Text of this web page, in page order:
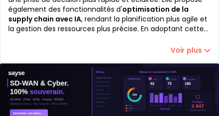
également des fonctionnalités d'optimisation de la
supply chain avec IA, rendant la planification plus agile et
la gestion des ressources plus précise. En adoptant cette
et d'une meilleure satisfaction client
Voir plus